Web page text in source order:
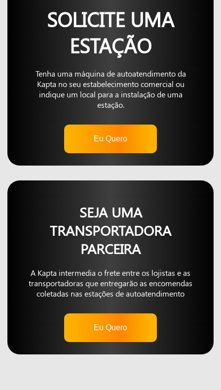
SOLICITE UMA
ESTAÇÃO
Tenha uma máquina de autoatendimento da
Kapta no seu estabelecimento comercial ou
indique um local para a instalação de uma
estação.
Eu Quero
SEJA UMA
TRANSPORTADORA
PARCEIRA
A Kapta intermedia o frete entre os lojistas e as
transportadoras que entregarão as encomendas
coletadas nas estações de autoatendimento
Eu Quero